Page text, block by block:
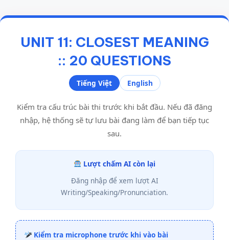
UNIT 11: CLOSEST MEANING
:: 20 QUESTIONS
Tiếng Việt English
Kiểm tra cấu trúc bài thi trước khi bắt đầu. Nếu đã đăng
nhập, hệ thống sẽ tự lưu bài đang làm để bạn tiếp tục
sau.
Lượt chấm AI còn lại
Đăng nhập để xem lượt AI
Writing/Speaking/Pronunciation.
Kiểm tra microphone trước khi vào bài